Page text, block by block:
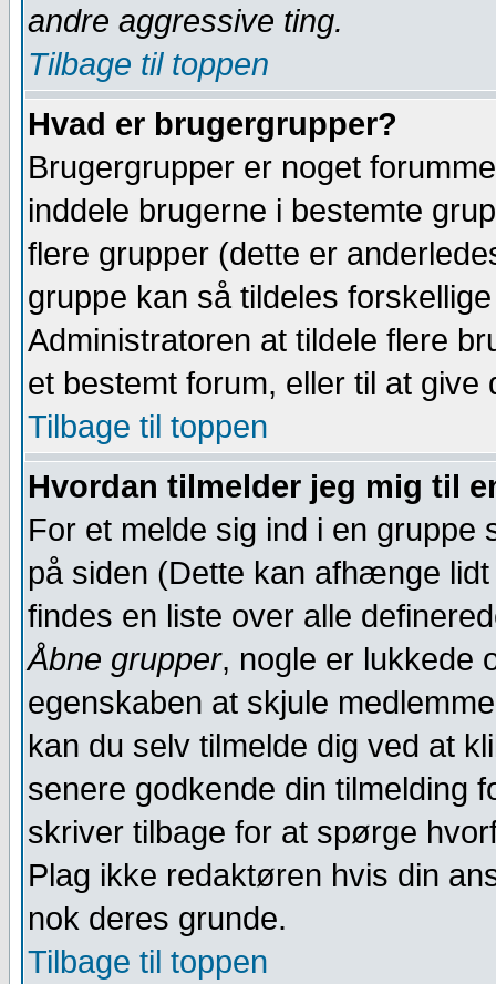
andre aggressive ting.
Tilbage til toppen
Hvad er brugergrupper?
Brugergrupper er noget
inddele brugerne i bestemte
flere grupper (dette er
gruppe kan så tildeles
Administratoren at tildele flere
et bestemt forum, eller til at
Tilbage til toppen
Hvordan tilmelder jeg mig til
For et melde sig ind i en
på siden (Dette kan afhænge
findes en liste over alle
Åbne grupper, nogle er lukkede
egenskaben at skjule
kan du selv tilmelde dig ved at
senere godkende din tilmelding
skriver tilbage for at spørge
Plag ikke redaktøren hvis din
nok deres grunde.
Tilbage til toppen